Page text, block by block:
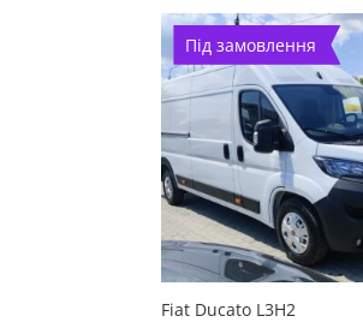
Під замовлення
Fiat Ducato L3H2